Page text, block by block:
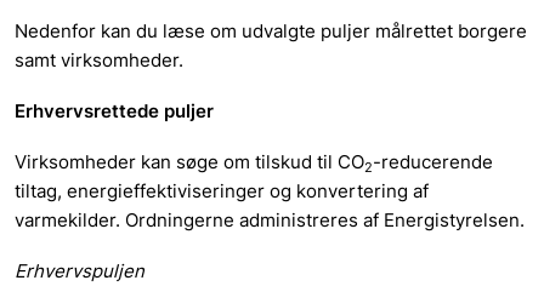
Nedenfor kan du læse om udvalgte puljer målrettet borgere
samt virksomheder.
Erhvervsrettede puljer
Virksomheder kan søge om tilskud til CO2-reducerende
tiltag, energieffektiviseringer og konvertering af
varmekilder. Ordningerne administreres af Energistyrelsen.
Erhvervspuljen